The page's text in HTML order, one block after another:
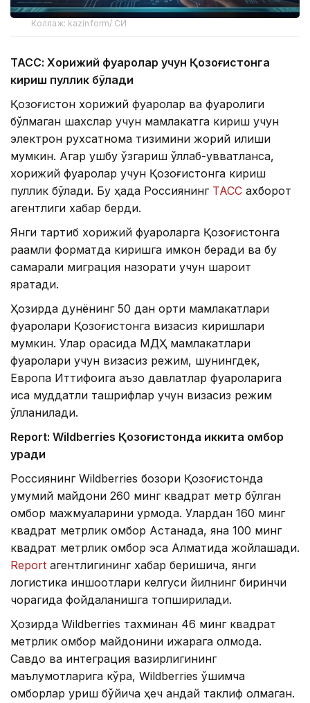
Коллаж: kazinform/ СИ
ТАСС: Хорижий фуқаролар учун Қозоғистонга
кириш пуллик бўлади
Қозоғистон хорижий фуқаролар ва фуқаролиги
бўлмаган шахслар учун мамлакатга кириш учун
электрон рухсатнома тизимини жорий қилиши
мумкин. Агар ушбу ўзгариш қўллаб-қувватланса,
хорижий фуқаролар учун Қозоғистонга кириш
пуллик бўлади. Бу ҳақда Россиянинг ТАСС ахборот
агентлиги хабар берди.
Янги тартиб хорижий фуқароларга Қозоғистонга
рақамли форматда киришга имкон беради ва бу
самарали миграция назорати учун шароит
яратади.
Ҳозирда дунёнинг 50 дан ортиқ мамлакатлари
фуқаролари Қозоғистонга визасиз киришлари
мумкин. Улар орасида МДҲ мамлакатлари
фуқаролари учун визасиз режим, шунингдек,
Европа Иттифоқига аъзо давлатлар фуқароларига
қисқа муддатли ташрифлар учун визасиз режим
қўлланилади.
Report: Wildberries Қозоғистонда иккита омбор
қуради
Россиянинг Wildberries бозори Қозоғистонда
умумий майдони 260 минг квадрат метр бўлган
омбор мажмуаларини қурмоқда. Улардан 160 минг
квадрат метрлик омбор Астанада, яна 100 минг
квадрат метрлик омбор эса Алматида жойлашади.
Report агентлигининг хабар беришича, янги
логистика иншоотлари келгуси йилнинг биринчи
чорагида фойдаланишга топширилади.
Ҳозирда Wildberries тахминан 46 минг квадрат
метрлик омбор майдонини ижарага олмоқда.
Савдо ва интеграция вазирлигининг
маълумотларига кўра, Wildberries қўшимча
омборлар қуриш бўйича ҳеч қандай таклиф олмаган.